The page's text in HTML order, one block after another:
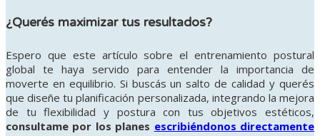
¿Querés maximizar tus resultados?
Espero que este artículo sobre el entrenamiento postural
global te haya servido para entender la importancia de
moverte en equilibrio. Si buscás un salto de calidad y querés
que diseñe tu planificación personalizada, integrando la mejora
de tu flexibilidad y postura con tus objetivos estéticos,
consultame por los planes escribiéndonos directamente